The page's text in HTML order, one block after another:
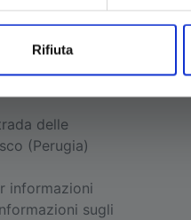
Rifiuta
delle
(Perugia)
informazioni
sugli